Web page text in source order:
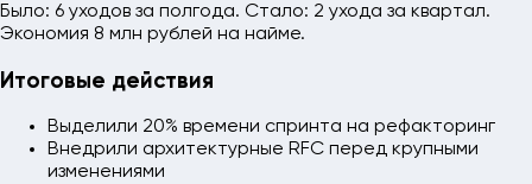
Было: 6 уходов за полгода. Стало: 2 ухода за квартал.
Экономия 8 млн рублей на найме.
Итоговые действия
Выделили 20% времени спринта на рефакторинг
Внедрили архитектурные RFC перед крупными
изменениями